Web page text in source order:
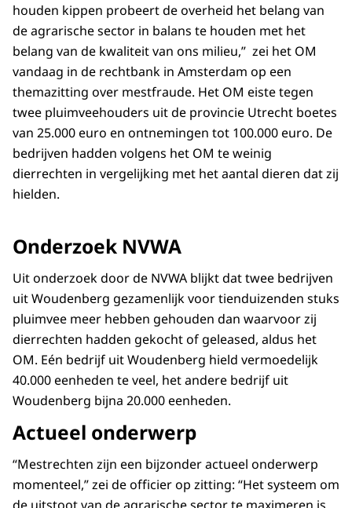
houden kippen probeert de overheid het belang van
de agrarische sector in balans te houden met het
belang van de kwaliteit van ons milieu,” zei het OM
vandaag in de rechtbank in Amsterdam op een
themazitting over mestfraude. Het OM eiste tegen
twee pluimveehouders uit de provincie Utrecht boetes
van 25.000 euro en ontnemingen tot 100.000 euro. De
bedrijven hadden volgens het OM te weinig
dierrechten in vergelijking met het aantal dieren dat zij
hielden.
Onderzoek NVWA
Uit onderzoek door de NVWA blijkt dat twee bedrijven
uit Woudenberg gezamenlijk voor tienduizenden stuks
pluimvee meer hebben gehouden dan waarvoor zij
dierrechten hadden gekocht of geleased, aldus het
OM. Eén bedrijf uit Woudenberg hield vermoedelijk
40.000 eenheden te veel, het andere bedrijf uit
Woudenberg bijna 20.000 eenheden.
Actueel onderwerp
“Mestrechten zijn een bijzonder actueel onderwerp
momenteel,” zei de officier op zitting: “Het systeem om